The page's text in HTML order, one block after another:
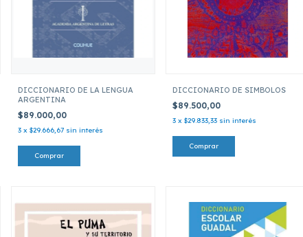
DICCIONARIO DE LA LENGUA
ARGENTINA
$89.000,00
3 x $29.666,67 sin interés
DICCIONARIO DE SIMBOLOS
$89.500,00
3 x $29.833,33 sin interés